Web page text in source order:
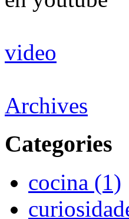
video
Archives
Categories
cocina (1)